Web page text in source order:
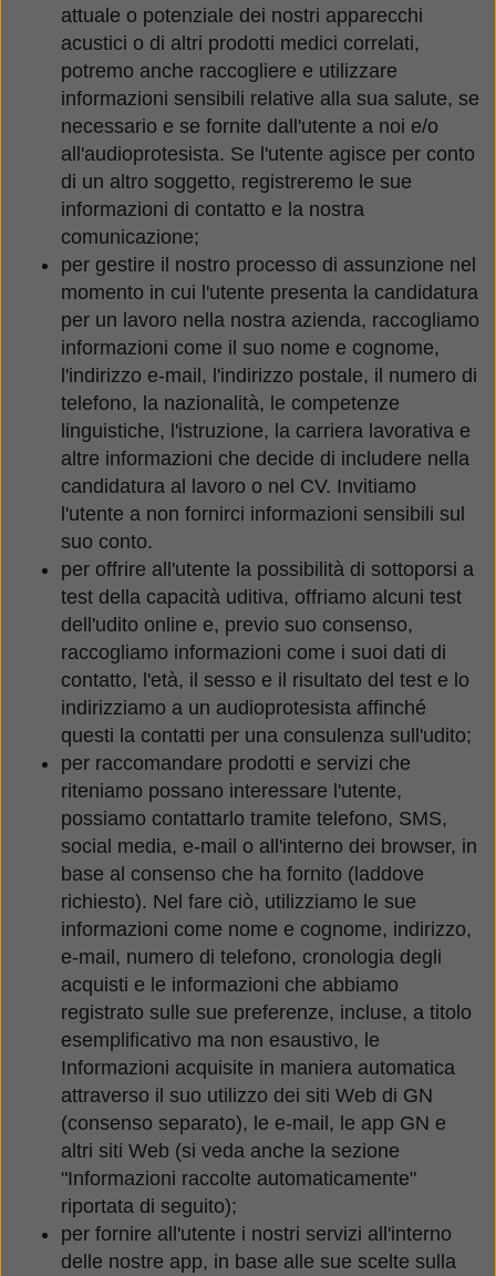
attuale o potenziale dei nostri apparecchi
acustici o di altri prodotti medici correlati,
potremo anche raccogliere e utilizzare
informazioni sensibili relative alla sua salute, se
necessario e se fornite dall'utente a noi e/o
all'audioprotesista. Se l'utente agisce per conto
di un altro soggetto, registreremo le sue
informazioni di contatto e la nostra
comunicazione;
per gestire il nostro processo di assunzione nel
momento in cui l'utente presenta la candidatura
per un lavoro nella nostra azienda, raccogliamo
informazioni come il suo nome e cognome,
l'indirizzo e-mail, l'indirizzo postale, il numero di
telefono, la nazionalità, le competenze
linguistiche, l'istruzione, la carriera lavorativa e
altre informazioni che decide di includere nella
candidatura al lavoro o nel CV. Invitiamo
l'utente a non fornirci informazioni sensibili sul
suo conto.
per offrire all'utente la possibilità di sottoporsi a
test della capacità uditiva, offriamo alcuni test
dell'udito online e, previo suo consenso,
raccogliamo informazioni come i suoi dati di
contatto, l'età, il sesso e il risultato del test e lo
indirizziamo a un audioprotesista affinché
questi la contatti per una consulenza sull'udito;
per raccomandare prodotti e servizi che
riteniamo possano interessare l'utente,
possiamo contattarlo tramite telefono, SMS,
social media, e-mail o all'interno dei browser, in
base al consenso che ha fornito (laddove
richiesto). Nel fare ciò, utilizziamo le sue
informazioni come nome e cognome, indirizzo,
e-mail, numero di telefono, cronologia degli
acquisti e le informazioni che abbiamo
registrato sulle sue preferenze, incluse, a titolo
esemplificativo ma non esaustivo, le
Informazioni acquisite in maniera automatica
attraverso il suo utilizzo dei siti Web di GN
(consenso separato), le e-mail, le app GN e
altri siti Web (si veda anche la sezione
"Informazioni raccolte automaticamente"
riportata di seguito);
per fornire all'utente i nostri servizi all'interno
delle nostre app, in base alle sue scelte sulla